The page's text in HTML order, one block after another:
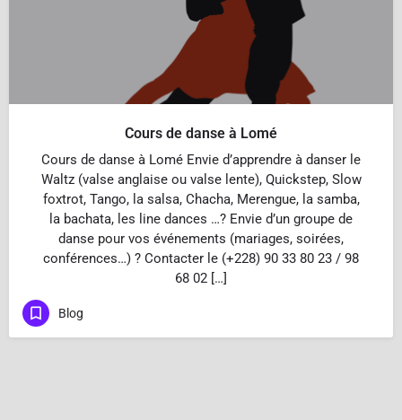
Cours de danse à Lomé
Cours de danse à Lomé Envie d’apprendre à danser le
Waltz (valse anglaise ou valse lente), Quickstep, Slow
foxtrot, Tango, la salsa, Chacha, Merengue, la samba,
la bachata, les line dances …? Envie d’un groupe de
danse pour vos événements (mariages, soirées,
conférences…) ? Contacter le (+228) 90 33 80 23 / 98
68 02 […]
Blog